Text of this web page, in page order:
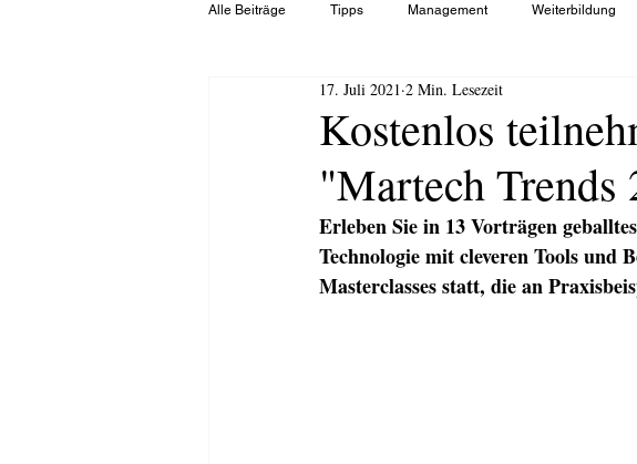
Alle Beiträge Tipps Management Weiterbildung
Veranstaltung Verbände Locations
Kostenlos
"Martech Trends
17. Juli 2021 2 Min. Lesezeit
Erleben Sie in 13 Vorträgen
Technologie mit cleveren Tools und
Masterclasses statt, die an